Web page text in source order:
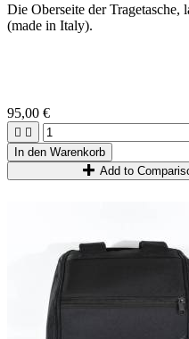
Die Oberseite der
(made in Italy).
95,00 €
 
In den Warenkorb
Add to